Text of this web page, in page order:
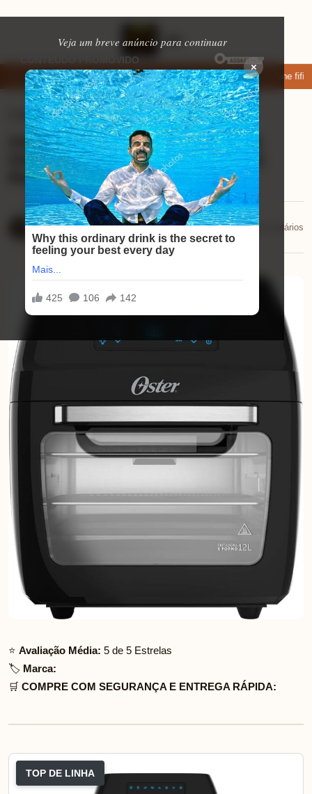
Veja um breve anúncio para continuar
×
apps de namoro que permitem enviar fotos e vídeos Microfone fifine
Celulares ⏱ 9 min de leitura
Análise da Fritadeira Oven Fryer 12L
Oster 3 em 1: Surpreenda-se com os
Resultados!
Mariana Souza
19/11/2025
📅 19/11/2025💬 0 comentários
⭐ Avaliação Média: 5 de 5 Estrelas
🏷️ Marca:
🛒 COMPRE COM SEGURANÇA E ENTREGA RÁPIDA:
TOP DE LINHA